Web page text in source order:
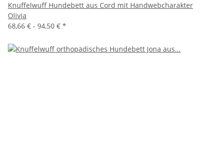
Knuffelwuff Hundebett aus Cord mit Handwebcharakter
Olivia
68,66 € - 94,50 € *